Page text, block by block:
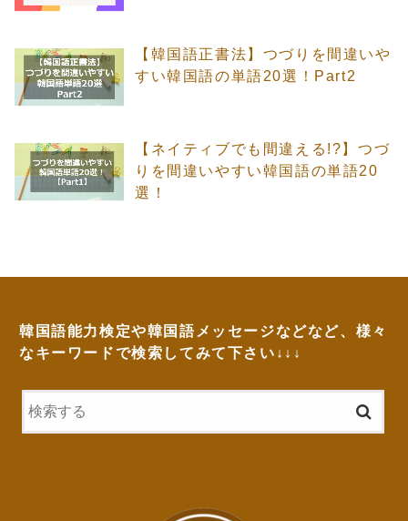
【韓国語正書法】つづりを間違いや
すい韓国語の単語20選！Part2
【ネイティブでも間違える!?】つづ
りを間違いやすい韓国語の単語20
選！
韓国語能力検定や韓国語メッセージなどなど、様々
なキーワードで検索してみて下さい↓↓↓